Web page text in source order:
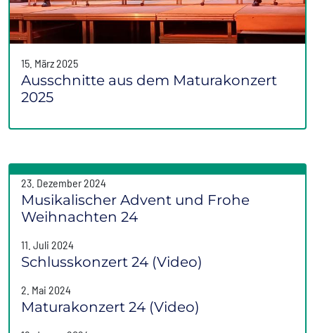
15. März 2025
Ausschnitte aus dem Maturakonzert
2025
23. Dezember 2024
Musikalischer Advent und Frohe
Weihnachten 24
11. Juli 2024
Schlusskonzert 24 (Video)
2. Mai 2024
Maturakonzert 24 (Video)